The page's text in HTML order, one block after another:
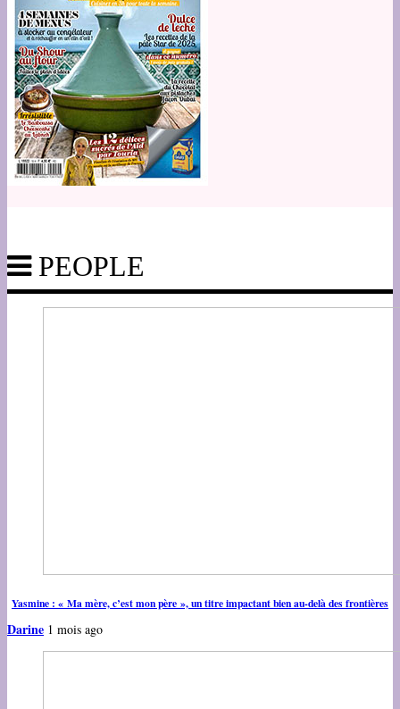
PEOPLE
Yasmine : « Ma mère, c’est mon père », un titre impactant bien au-delà des frontières
Darine 1 mois ago